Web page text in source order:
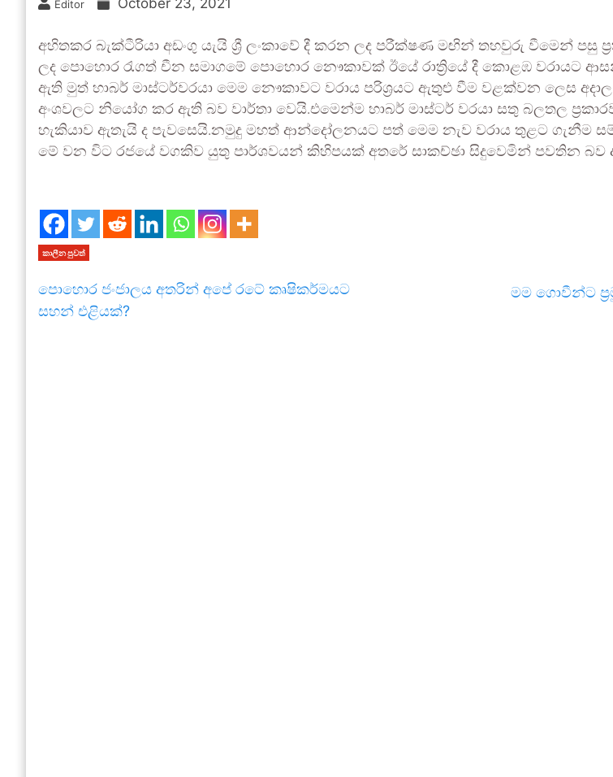
Editor October 23, 2021
අහිතකර බැක්ටීරියා අඩංගු යැයි ශ්‍රී ලංකාවේ දී කරන ලද පරීක්ෂණ මඟින් තහවුරු වීමෙන් පසු
ලද පොහොර රැගත් චීන සමාගමේ පොහොර නෞකාවක් ඊයේ රාත්‍රියේ දී කොළඹ වරායට
ඇති මුත් හාබර් මාස්ටර්වරයා මෙම නෞකාවට වරාය පරිශ්‍රයට ඇතුළු වීම වළක්වන ලෙස
අංශවලට නියෝග කර ඇති බව වාර්තා වෙයි.එමෙන්ම හාබර් මාස්ටර් වරයා සතු බලතල
හැකියාව ඇතැයි ද පැවසෙයි.නමුදු මහත් ආන්දෝලනයට පත් මෙම නැව වරාය තුළට ගැනීම
මේ වන විට රජයේ වගකිව යුතු පාර්ශවයන් කිහිපයක් අතරේ සාකච්ඡා සිදුවෙමින් පවතින බව ද
කාලීන පුවත්
පොහොර ජංජාලය අතරින් අපේ රටේ කෘෂිකර්මයට
සහන් එළියක්?
මම ගොවීන්ට